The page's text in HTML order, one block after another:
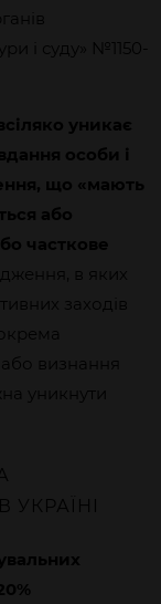
і суду» №1150-
уникає
особи і
що «мають
або
часткове
в яких
заходів
визнання
уникнути